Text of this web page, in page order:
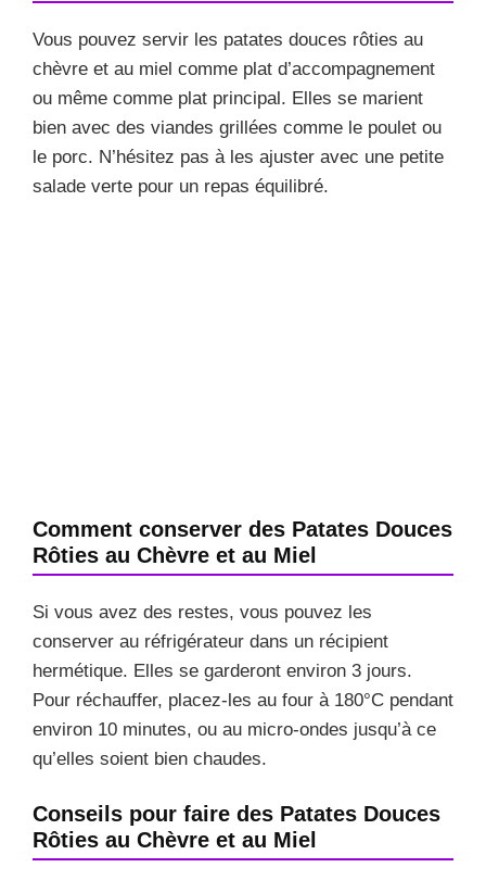
Vous pouvez servir les patates douces rôties au
chèvre et au miel comme plat d’accompagnement
ou même comme plat principal. Elles se marient
bien avec des viandes grillées comme le poulet ou
le porc. N’hésitez pas à les ajuster avec une petite
salade verte pour un repas équilibré.
Comment conserver des Patates Douces
Rôties au Chèvre et au Miel
Si vous avez des restes, vous pouvez les
conserver au réfrigérateur dans un récipient
hermétique. Elles se garderont environ 3 jours.
Pour réchauffer, placez-les au four à 180°C pendant
environ 10 minutes, ou au micro-ondes jusqu’à ce
qu’elles soient bien chaudes.
Conseils pour faire des Patates Douces
Rôties au Chèvre et au Miel